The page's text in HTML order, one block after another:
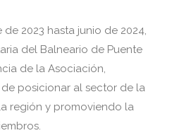
2023 hasta junio de 2024,
del Balneario de Puente
de la Asociación,
posicionar al sector de la
región y promoviendo la